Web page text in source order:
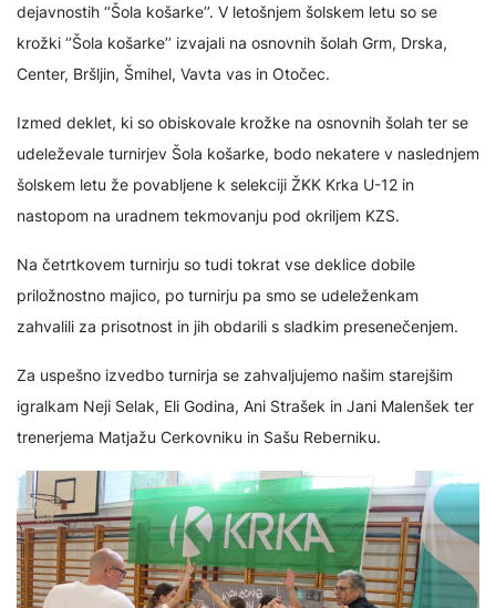
dejavnostih ‘’Šola košarke’’. V letošnjem šolskem letu so se
krožki ‘’Šola košarke’’ izvajali na osnovnih šolah Grm, Drska,
Center, Bršljin, Šmihel, Vavta vas in Otočec.
Izmed deklet, ki so obiskovale krožke na osnovnih šolah ter se
udeleževale turnirjev Šola košarke, bodo nekatere v naslednjem
šolskem letu že povabljene k selekciji ŽKK Krka U-12 in
nastopom na uradnem tekmovanju pod okriljem KZS.
Na četrtkovem turnirju so tudi tokrat vse deklice dobile
priložnostno majico, po turnirju pa smo se udeleženkam
zahvalili za prisotnost in jih obdarili s sladkim presenečenjem.
Za uspešno izvedbo turnirja se zahvaljujemo našim starejšim
igralkam Neji Selak, Eli Godina, Ani Strašek in Jani Malenšek ter
trenerjema Matjažu Cerkovniku in Sašu Reberniku.